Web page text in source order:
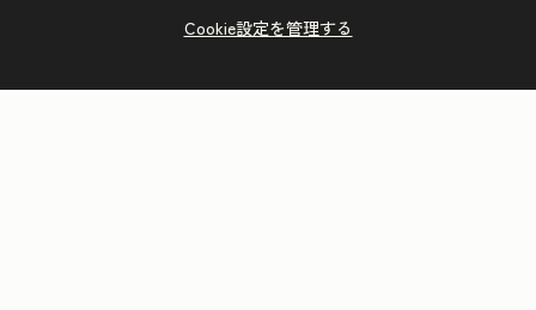
Cookie設定を管理する